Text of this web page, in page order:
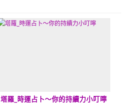
塔羅_時運占卜～你的持續力小叮嚀